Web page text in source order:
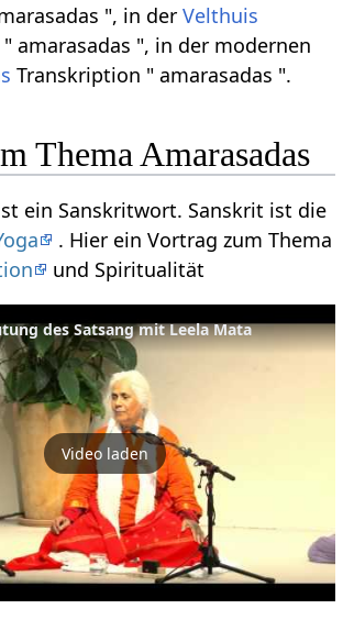
", in derVelthuis
amarasadas ", in der modernen
Transkription " amarasadas ".
Thema Amarasadas
ein Sanskritwort. Sanskrit ist die
. Hier ein Vortrag zum Thema
und Spiritualität
des Satsang mit Leela Mata
Video laden